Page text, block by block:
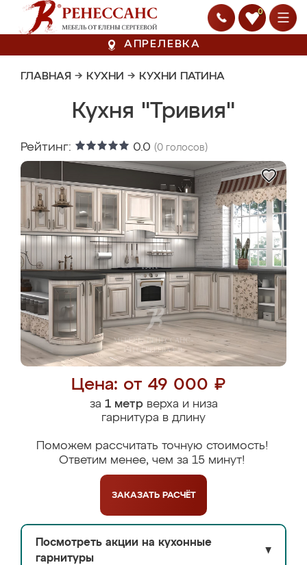
0
АПРЕЛЕВКА
ГЛАВНАЯ → КУХНИ → КУХНИ ПАТИНА
Кухня "Тривия"
Рейтинг: 0.0 (0 голосов)
Цена: от 49 000 ₽
за 1 метрверха и низа
гарнитура в длину
Поможем рассчитать точную стоимость!
Ответим менее, чем за 15 минут!
ЗАКАЗАТЬ РАСЧЁТ
Посмотреть акции на кухонные
гарнитуры
▼